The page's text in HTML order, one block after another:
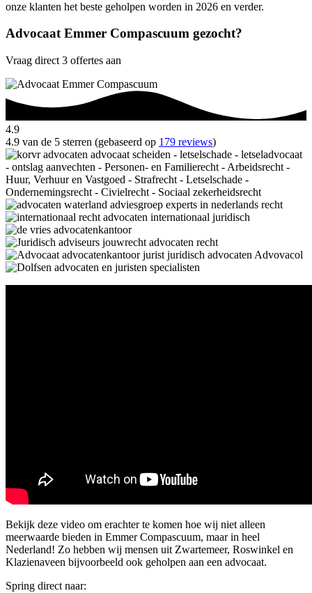
onze klanten het beste geholpen worden in 2026 en verder.
Advocaat Emmer Compascuum gezocht?
Vraag direct 3 offertes aan
4.9
4.9 van de 5 sterren (gebaseerd op 179 reviews)
Bekijk deze video om erachter te komen hoe wij niet alleen
meerwaarde bieden in Emmer Compascuum, maar in heel
Nederland! Zo hebben wij mensen uit Zwartemeer, Roswinkel en
Klazienaveen bijvoorbeeld ook geholpen aan een advocaat.
Spring direct naar: